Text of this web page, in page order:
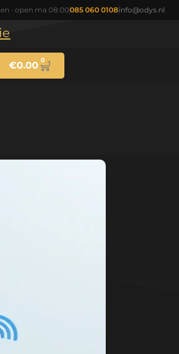
· open ma 08:00085 060 0108info@odys.nl
€0.00 0